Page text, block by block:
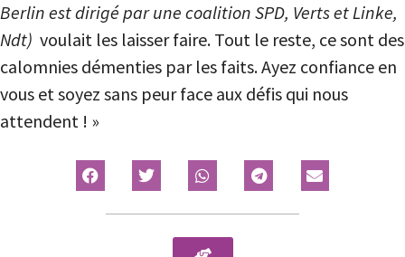
Berlin est dirigé par une coalition SPD, Verts et Linke,
Ndt) voulait les laisser faire. Tout le reste, ce sont des
calomnies démenties par les faits. Ayez confiance en
vous et soyez sans peur face aux défis qui nous
attendent ! »